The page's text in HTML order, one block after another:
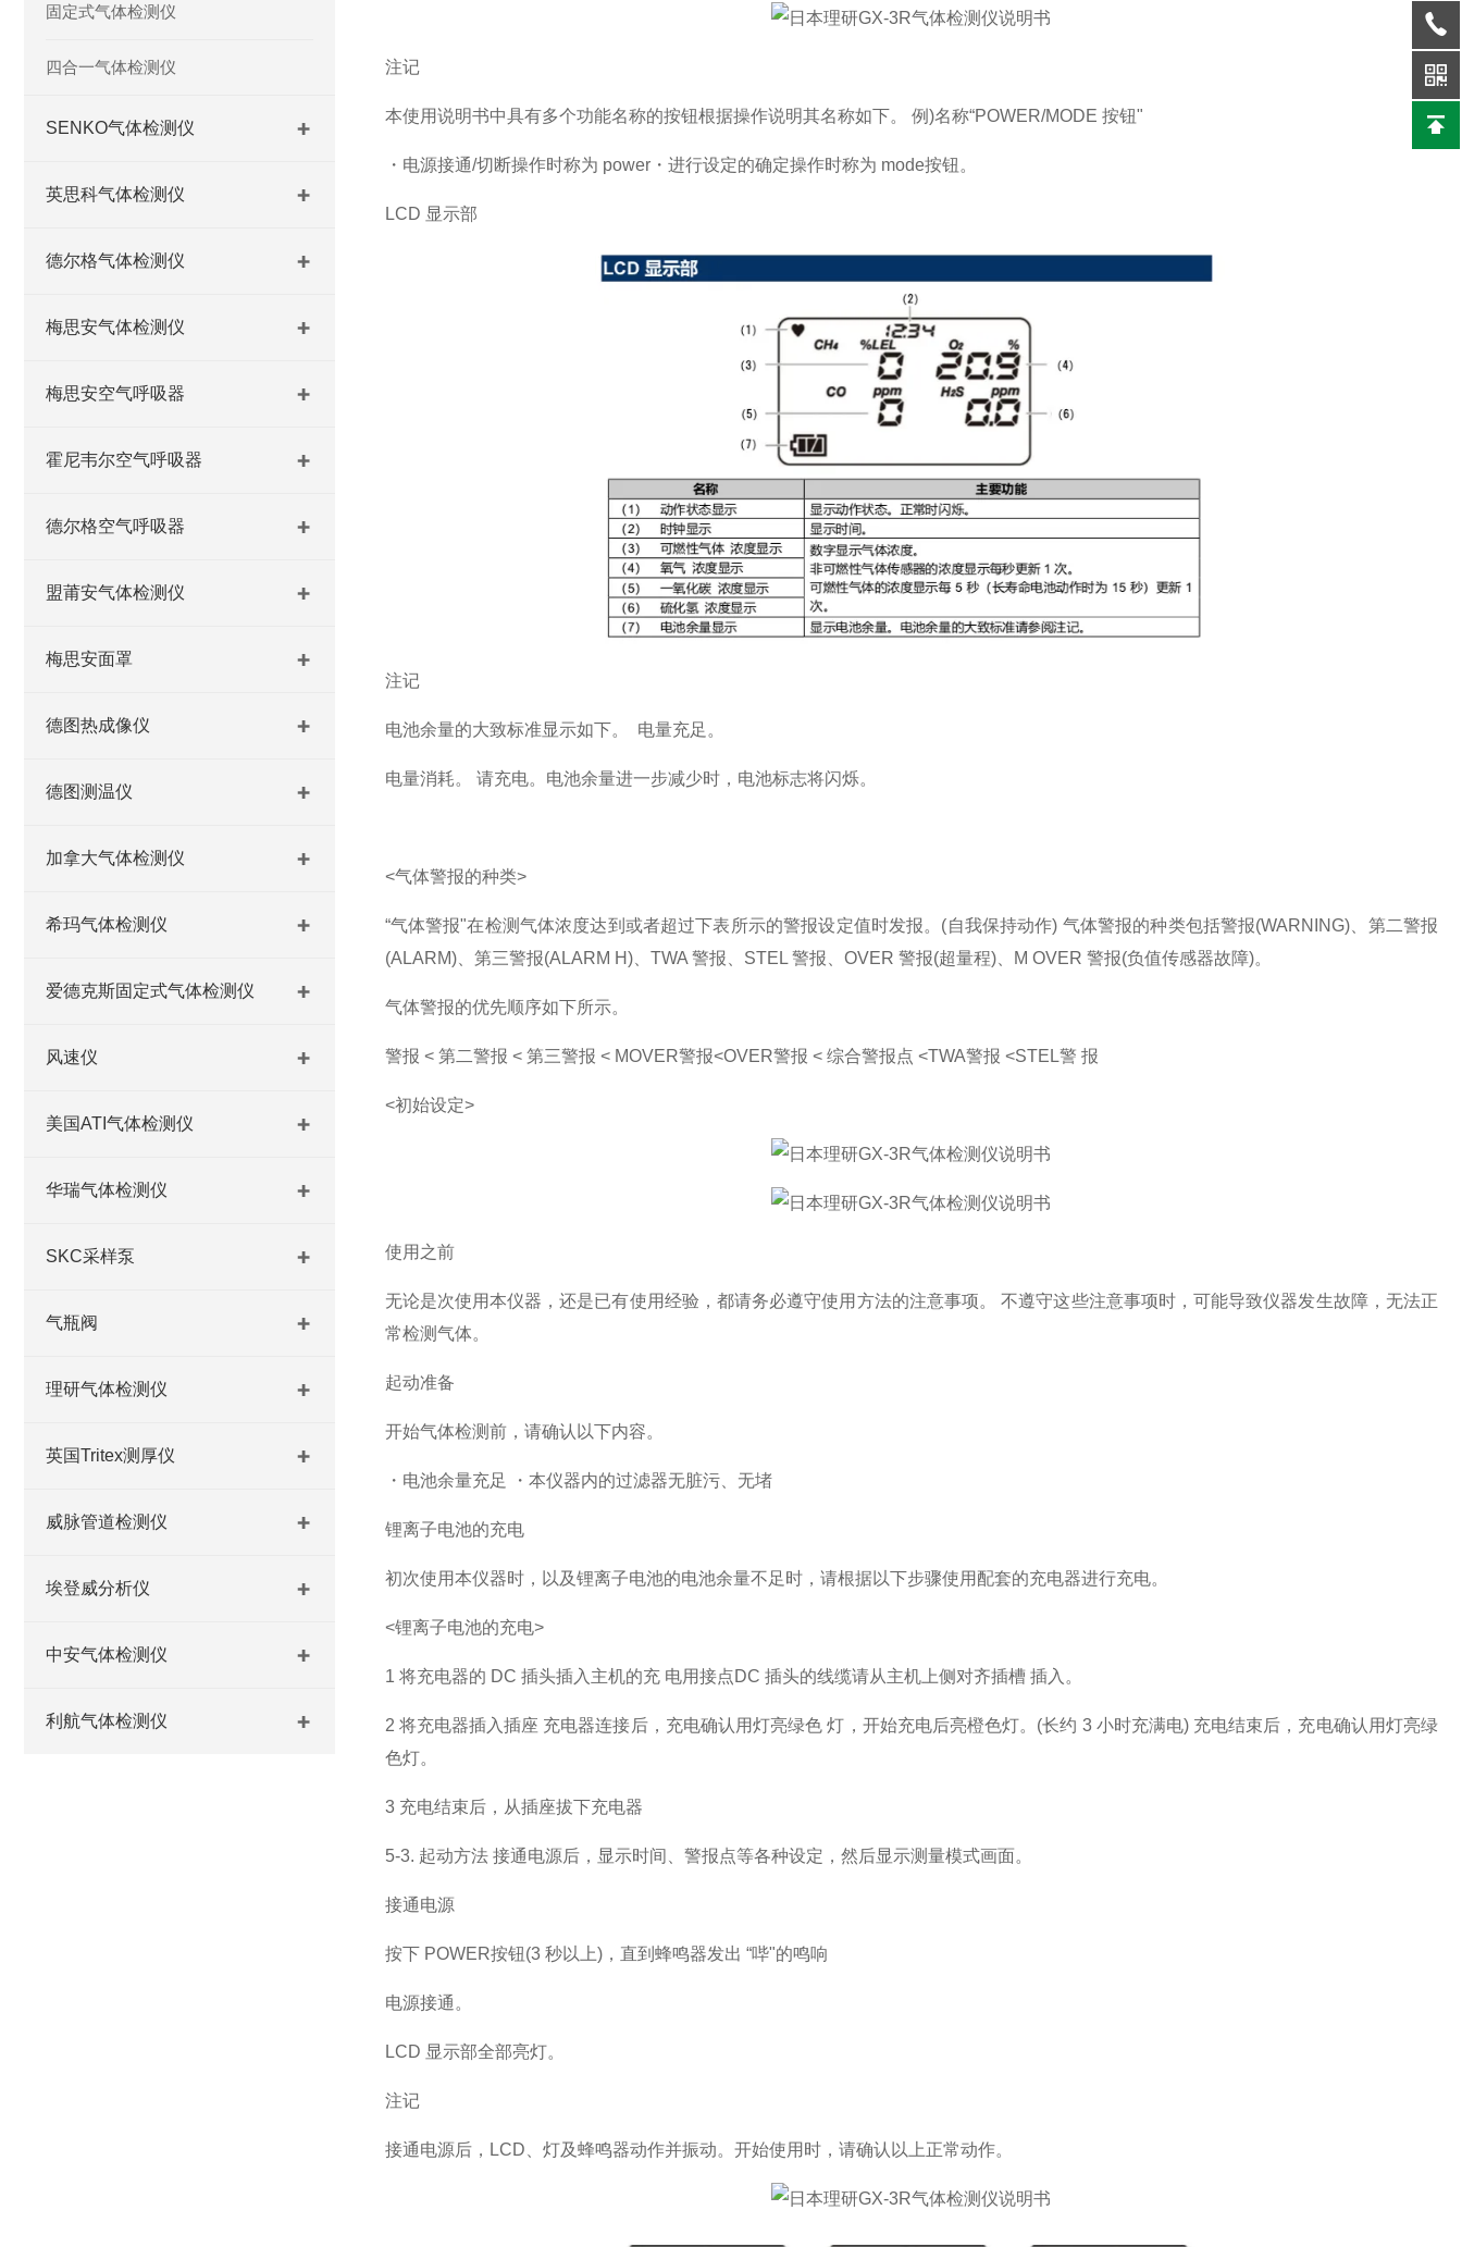
固定式气体检测仪
四合一气体检测仪
SENKO气体检测仪
英思科气体检测仪
德尔格气体检测仪
梅思安气体检测仪
梅思安空气呼吸器
霍尼韦尔空气呼吸器
德尔格空气呼吸器
盟莆安气体检测仪
梅思安面罩
德图热成像仪
德图测温仪
加拿大气体检测仪
希玛气体检测仪
爱德克斯固定式气体检测仪
风速仪
美国ATI气体检测仪
华瑞气体检测仪
SKC采样泵
气瓶阀
理研气体检测仪
英国Tritex测厚仪
威脉管道检测仪
埃登威分析仪
中安气体检测仪
利航气体检测仪
注记
本使用说明书中具有多个功能名称的按钮根据操作说明其名称如下。 例)名称“POWER/MODE 按钮"
・电源接通/切断操作时称为 power・进行设定的确定操作时称为 mode按钮。
LCD 显示部
注记
电池余量的大致标准显示如下。 电量充足。
电量消耗。 请充电。电池余量进一步减少时，电池标志将闪烁。
<气体警报的种类>
“气体警报"在检测气体浓度达到或者超过下表所示的警报设定值时发报。(自我保持动作) 气体警报的种类包括警报(WARNING)、第二警报
(ALARM)、第三警报(ALARM H)、TWA 警报、STEL 警报、OVER 警报(超量程)、M OVER 警报(负值传感器故障)。
气体警报的优先顺序如下所示。
警报 < 第二警报 < 第三警报 < MOVER警报<OVER警报 < 综合警报点 <TWA警报 <STEL警 报
<初始设定>
使用之前
无论是次使用本仪器，还是已有使用经验，都请务必遵守使用方法的注意事项。 不遵守这些注意事项时，可能导致仪器发生故障，无法正
常检测气体。
起动准备
开始气体检测前，请确认以下内容。
・电池余量充足 ・本仪器内的过滤器无脏污、无堵
锂离子电池的充电
初次使用本仪器时，以及锂离子电池的电池余量不足时，请根据以下步骤使用配套的充电器进行充电。
<锂离子电池的充电>
1 将充电器的 DC 插头插入主机的充 电用接点DC 插头的线缆请从主机上侧对齐插槽 插入。
2 将充电器插入插座 充电器连接后，充电确认用灯亮绿色 灯，开始充电后亮橙色灯。(长约 3 小时充满电) 充电结束后，充电确认用灯亮绿
色灯。
3 充电结束后，从插座拔下充电器
5-3. 起动方法 接通电源后，显示时间、警报点等各种设定，然后显示测量模式画面。
接通电源
按下 POWER按钮(3 秒以上)，直到蜂鸣器发出 “哔"的鸣响
电源接通。
LCD 显示部全部亮灯。
注记
接通电源后，LCD、灯及蜂鸣器动作并振动。开始使用时，请确认以上正常动作。